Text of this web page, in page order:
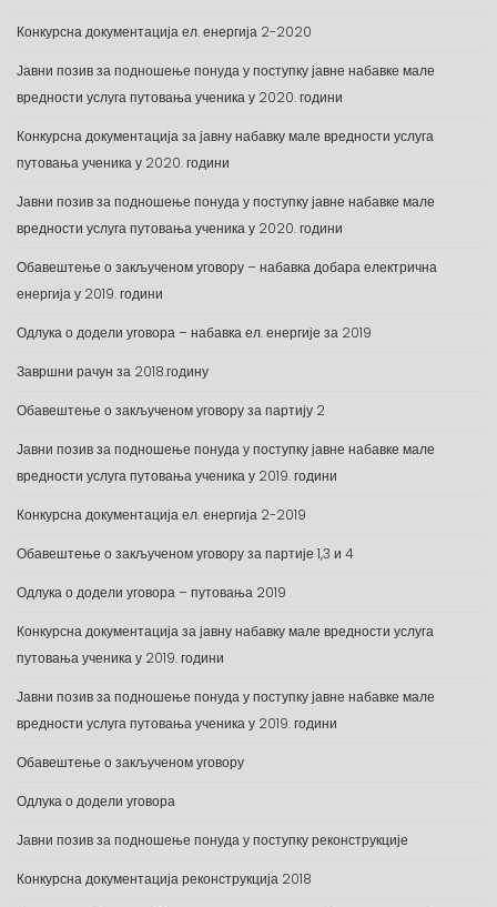
Конкурсна документација ел. енергија 2-2020
Јавни позив за подношење понуда у поступку јавне набавке мале
вредности услуга путовања ученика у 2020. години
Конкурсна документација за јавну набавку мале вредности услуга
путовања ученика у 2020. години
Јавни позив за подношење понуда у поступку јавне набавке мале
вредности услуга путовања ученика у 2020. години
Обавештење о закљученом уговору – набавка добара електрична
енергија у 2019. години
Одлука о додели уговора – набавка ел. енергије за 2019
Завршни рачун за 2018.годину
Обавештење о закљученом уговору за партију 2
Јавни позив за подношење понуда у поступку јавне набавке мале
вредности услуга путовања ученика у 2019. години
Конкурсна документација ел. енергија 2-2019
Обавештење о закљученом уговору за партије 1,3 и 4
Одлука о додели уговора – путовања 2019
Конкурсна документација за јавну набавку мале вредности услуга
путовања ученика у 2019. години
Јавни позив за подношење понуда у поступку јавне набавке мале
вредности услуга путовања ученика у 2019. години
Обавештење о закљученом уговору
Одлука о додели уговора
Јавни позив за подношење понуда у поступку реконструкције
Конкурсна документација реконструкција 2018